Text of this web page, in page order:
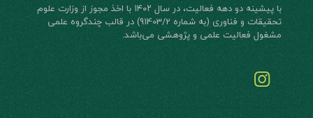
با پیشینه دو دهه فعالیت، در سال ۱۴۰۲ با اخذ مجوز از وزارت علوم
تحقیقات و فناوری (به شماره 91403/2) در قالب چند‌گروه علمی
مشغول فعالیت علمی و پژوهشی می‌باشد.